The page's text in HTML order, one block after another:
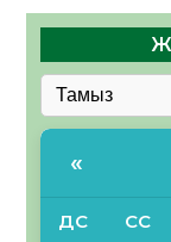
«
ДС СС